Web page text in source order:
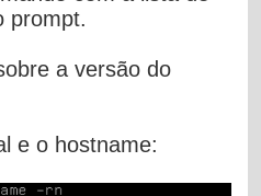
prompt.
a versão do
e o hostname: